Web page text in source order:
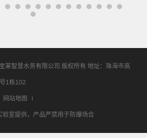
莱智慧水务有限公司 版权所有 地址：珠海市高
1栋102
网站地图
验室提供，产品严禁用于防爆场合